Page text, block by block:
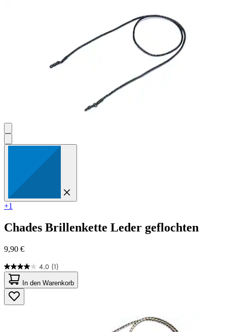
+1
Chades Brillenkette Leder geflochten
9,90 €
4.0 (1)
4.0
von
5
Sternen.
1
In den Warenkorb